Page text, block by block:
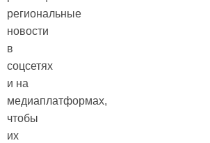
региональные
новости
в
соцсетях
и на
медиаплатформах,
чтобы
их